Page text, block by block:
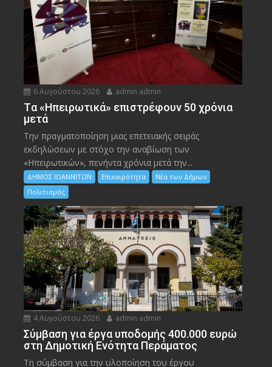
6 Αυγούστου 2026 admin admin
Tα «Ηπειρωτικά» επιστρέφουν 50 χρόνια
μετά
Την πραγματοποίηση μιας επετειακής σειράς
εκδηλώσεων με στόχο την αναβίωση των
«Ηπειρωτικών», πενήντα χρόνια μετά την...
ΔΗΜΟΣ ΙΩΑΝΝΙΤΩΝ Επικαιρότητα
Νέα των Δήμων
Πολιτισμός
4 Αυγούστου 2026 admin admin
Σύμβαση για έργα υποδομής 400.000 ευρώ
στη Δημοτική Ενότητα Περάματος
Τη σύμβαση για την υλοποίηση του έργου